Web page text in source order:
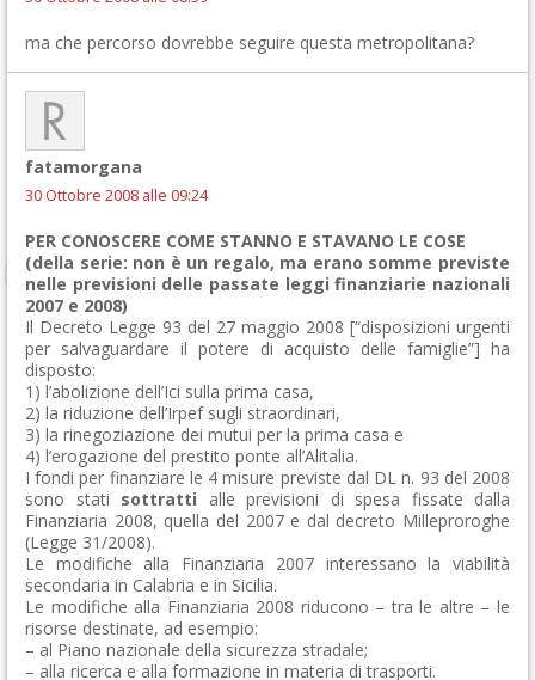
ma che percorso dovrebbe seguire questa metropolitana?
fatamorgana
30 Ottobre 2008 alle 09:24
PER CONOSCERE COME STANNO E STAVANO LE COSE
(della serie: non è un regalo, ma erano somme previste
nelle previsioni delle passate leggi finanziarie nazionali
2007 e 2008)
Il Decreto Legge 93 del 27 maggio 2008 [“disposizioni urgenti
per salvaguardare il potere di acquisto delle famiglie”] ha
disposto:
1) l’abolizione dell’Ici sulla prima casa,
2) la riduzione dell’Irpef sugli straordinari,
3) la rinegoziazione dei mutui per la prima casa e
4) l’erogazione del prestito ponte all’Alitalia.
I fondi per finanziare le 4 misure previste dal DL n. 93 del 2008
sono stati sottratti alle previsioni di spesa fissate dalla
Finanziaria 2008, quella del 2007 e dal decreto Milleproroghe
(Legge 31/2008).
Le modifiche alla Finanziaria 2007 interessano la viabilità
secondaria in Calabria e in Sicilia.
Le modifiche alla Finanziaria 2008 riducono – tra le altre – le
risorse destinate, ad esempio:
– al Piano nazionale della sicurezza stradale;
– alla ricerca e alla formazione in materia di trasporti.